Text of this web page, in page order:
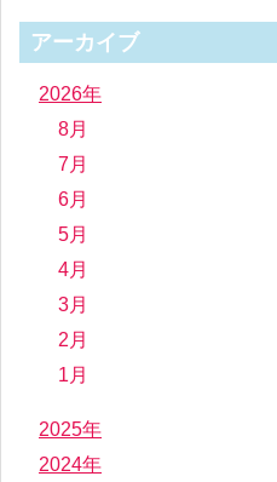
アーカイブ
2026年
8月
7月
6月
5月
4月
3月
2月
1月
2025年
2024年